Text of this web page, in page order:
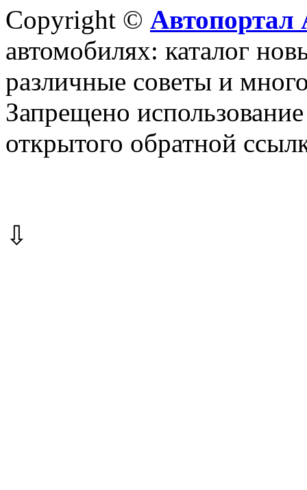
Copyright © Автопортал
автомобилях: каталог
различные советы и
Запрещено
открытого обратной
⇩